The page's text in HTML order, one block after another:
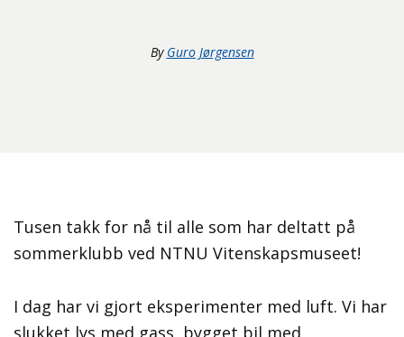
By Guro Jørgensen
Tusen takk for nå til alle som har deltatt på
sommerklubb ved NTNU Vitenskapsmuseet!
I dag har vi gjort eksperimenter med luft. Vi har